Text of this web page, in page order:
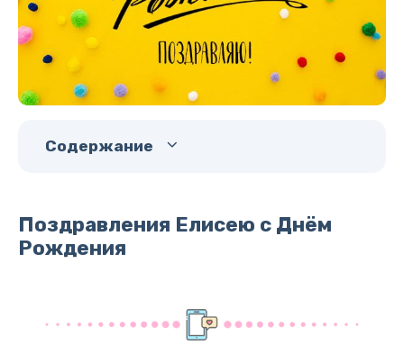
Содержание
Поздравления Елисею с Днём
Рождения